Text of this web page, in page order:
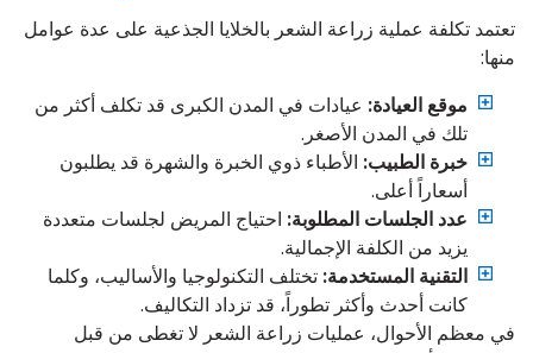
تعتمد تكلفة عملية زراعة الشعر بالخلايا الجذعية على عدة عوامل
منها:
موقع العيادة: عيادات في المدن الكبرى قد تكلف أكثر من
تلك في المدن الأصغر.
خبرة الطبيب: الأطباء ذوي الخبرة والشهرة قد يطلبون
أسعاراً أعلى.
عدد الجلسات المطلوبة: احتياج المريض لجلسات متعددة
يزيد من الكلفة الإجمالية.
التقنية المستخدمة: تختلف التكنولوجيا والأساليب، وكلما
كانت أحدث وأكثر تطوراً، قد تزداد التكاليف.
في معظم الأحوال، عمليات زراعة الشعر لا تغطى من قبل